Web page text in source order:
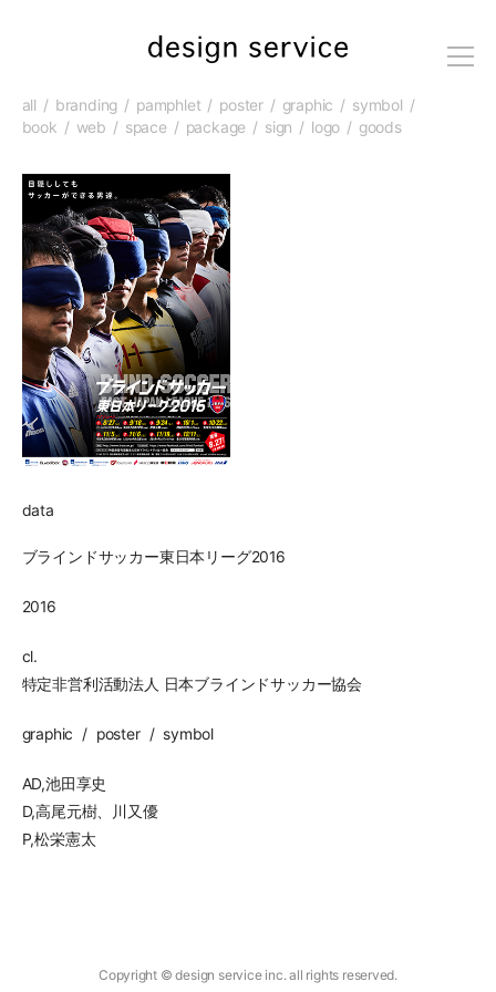
me
all
branding pamphlet poster graphic
symbol
book
web space package sign logo goods
data
ブラインドサッカー東日本リーグ2016
2016
cl.
特定非営利活動法人 日本ブラインドサッカー協会
graphic poster symbol
AD,池田享史
D,高尾元樹、川又優
P,松栄憲太
Copyright © design service inc. all rights reserved.